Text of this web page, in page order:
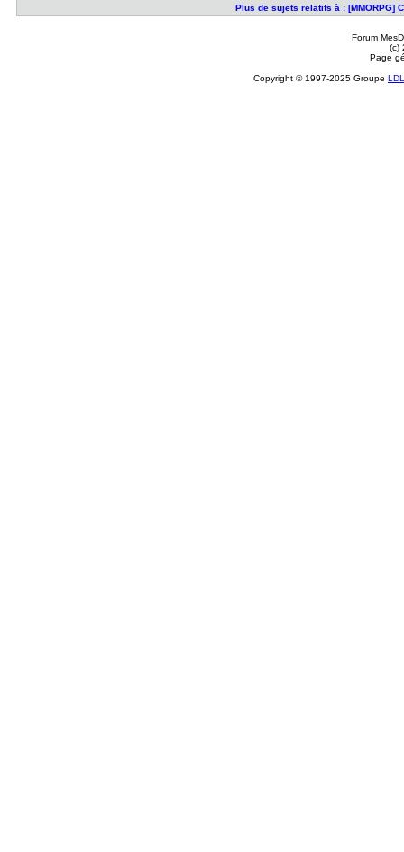
Plus de sujets relatifs à : [MMORPG]
Forum
(c)
Page
Copyright © 1997-2025 Groupe